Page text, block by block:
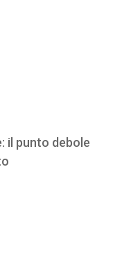
il punto debole